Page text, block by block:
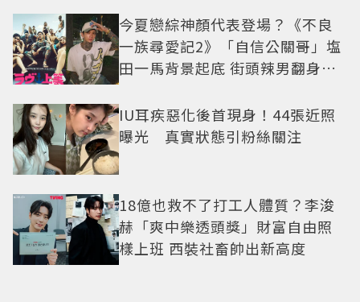
今夏戀綜神顏代表登場？《不良
一族尋愛記2》「自信公關哥」塩
田一馬背景起底 街頭辣男翻身當
IU耳疾惡化後首現身！44張近照
曝光 真實狀態引粉絲關注
18億也救不了打工人體質？李浚
赫「爽中樂透頭獎」財富自由照
樣上班 西裝社畜帥出新高度